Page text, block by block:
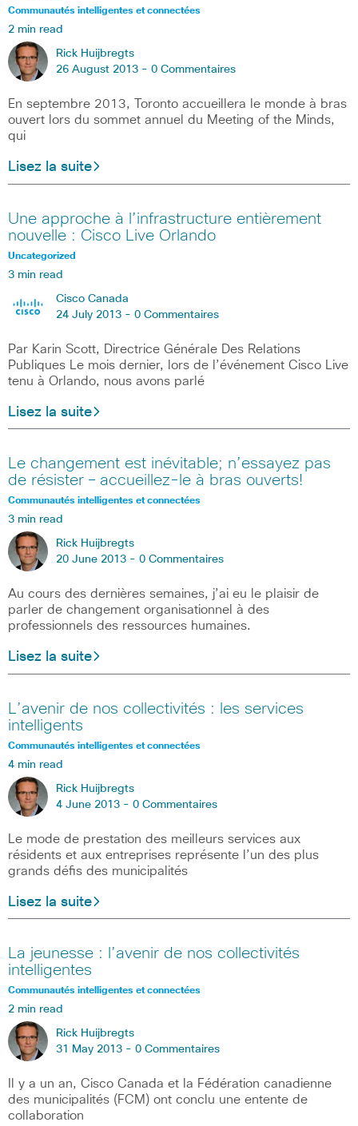
Communautés intelligentes et connectées
2 min read
Rick Huijbregts
26 August 2013 - 0 Commentaires
En septembre 2013, Toronto accueillera le monde à bras
ouvert lors du sommet annuel du Meeting of the Minds,
qui
Lisez la suite
Une approche à l’infrastructure entièrement
nouvelle : Cisco Live Orlando
Uncategorized
3 min read
Cisco Canada
24 July 2013 - 0 Commentaires
Par Karin Scott, Directrice Générale Des Relations
Publiques Le mois dernier, lors de l’événement Cisco Live
tenu à Orlando, nous avons parlé
Lisez la suite
Le changement est inévitable; n’essayez pas
de résister – accueillez-le à bras ouverts!
Communautés intelligentes et connectées
3 min read
Rick Huijbregts
20 June 2013 - 0 Commentaires
Au cours des dernières semaines, j’ai eu le plaisir de
parler de changement organisationnel à des
professionnels des ressources humaines.
Lisez la suite
L’avenir de nos collectivités : les services
intelligents
Communautés intelligentes et connectées
4 min read
Rick Huijbregts
4 June 2013 - 0 Commentaires
Le mode de prestation des meilleurs services aux
résidents et aux entreprises représente l’un des plus
grands défis des municipalités
Lisez la suite
La jeunesse : l’avenir de nos collectivités
intelligentes
Communautés intelligentes et connectées
2 min read
Rick Huijbregts
31 May 2013 - 0 Commentaires
Il y a un an, Cisco Canada et la Fédération canadienne
des municipalités (FCM) ont conclu une entente de
collaboration